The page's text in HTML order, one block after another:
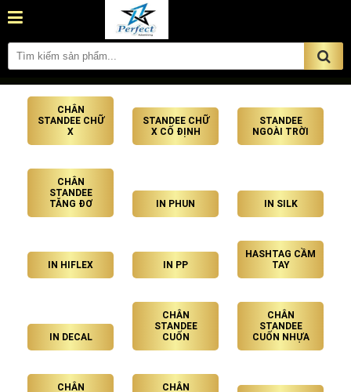
CHÂN
STANDEE CHỮ
X
STANDEE CHỮ
X CỐ ĐỊNH
STANDEE
NGOÀI TRỜI
CHÂN
STANDEE
TĂNG ĐƠ
IN PHUN IN SILK
IN HIFLEX IN PP
HASHTAG CẦM
TAY
IN DECAL
CHÂN
STANDEE
CUỐN
CHÂN
STANDEE
CUỐN NHỰA
CHÂN
CHÂN